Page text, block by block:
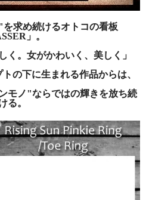
求め続けるオトコの看板
」。
く。女がかわいく、美しく」
の下に生まれる作品からは、
モノ"ならではの輝きを放ち続
る。